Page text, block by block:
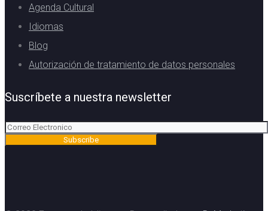
Agenda Cultural
Idiomas
Blog
Autorización de tratamiento de datos personales
Suscríbete a nuestra newsletter